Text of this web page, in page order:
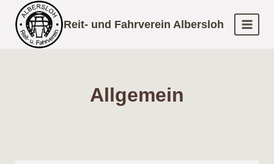
Inhalt
springen
Reit- und Fahrverein Albersloh
Allgemein